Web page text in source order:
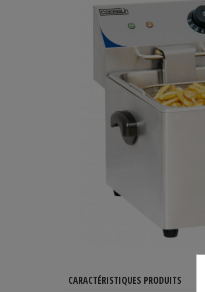
CARACTÉRISTIQUES PRODUITS